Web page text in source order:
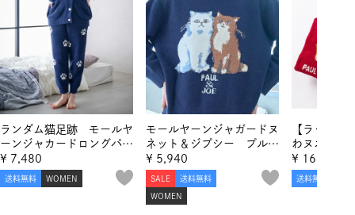
ランダム猫足跡 モールヤ
ーンジャカードロングパン
ツ
送料無料 WOMEN
¥ 7,480
モールヤーンジャガードヌ
ネット＆ジプシー プルオ
ーバー
SALE 送料無料
WOMEN
¥ 5,940
【ラッピン
わヌネット
ルオーバー
跡ジャガー
ツ セット
送料無料
¥ 16,060